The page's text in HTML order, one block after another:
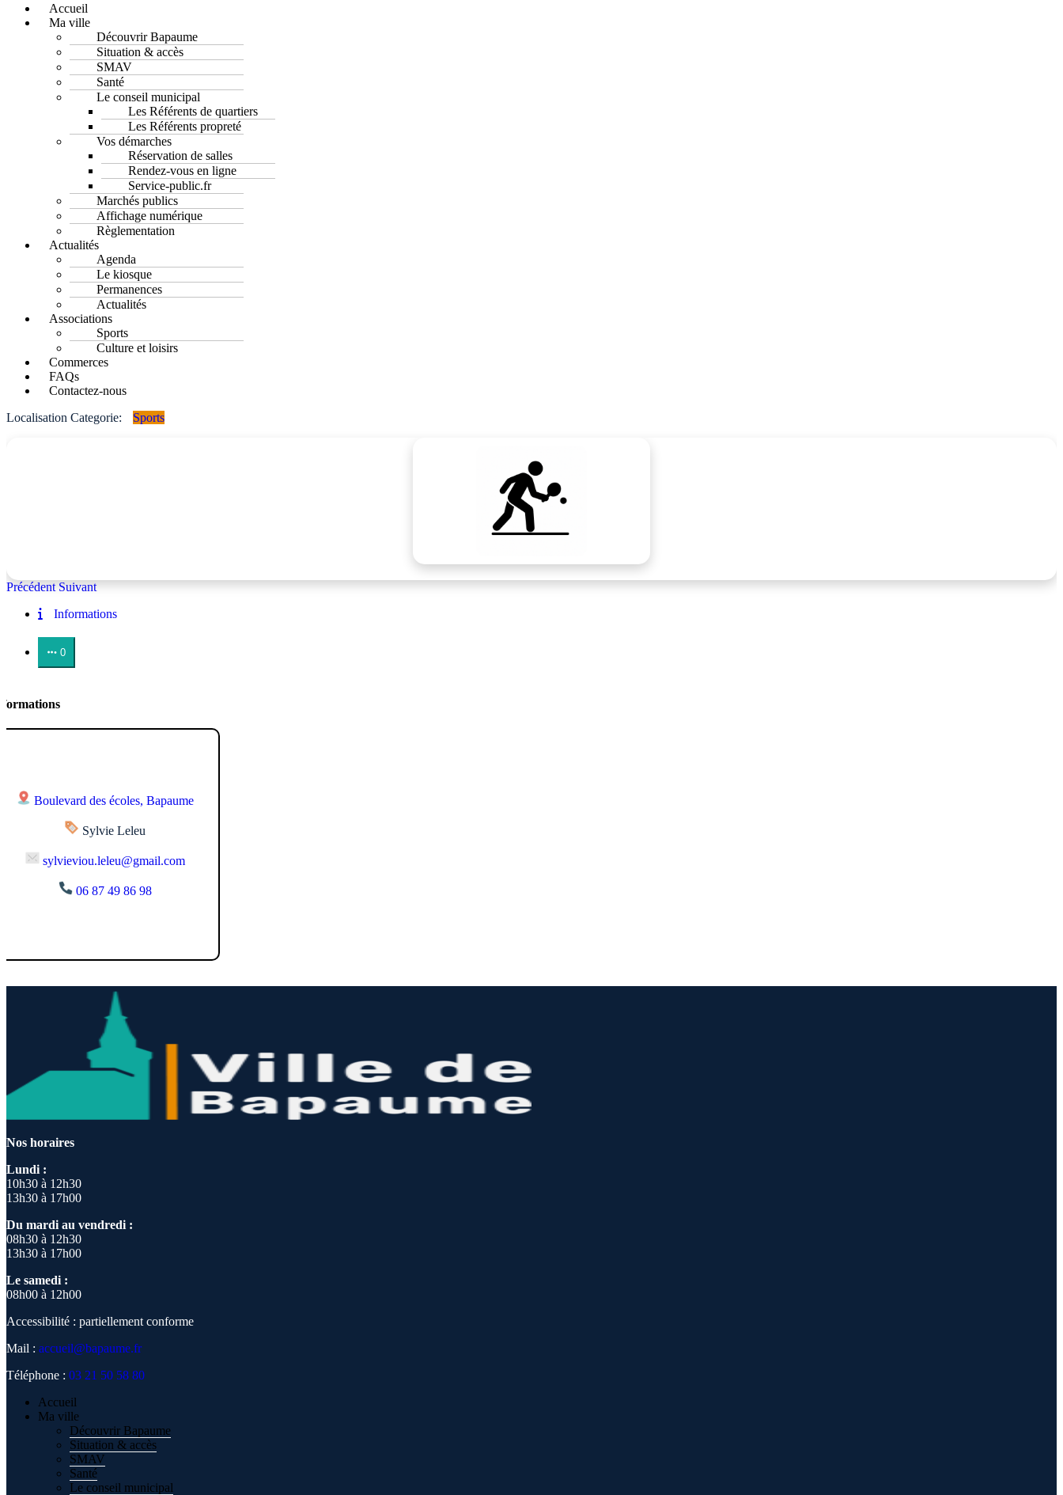
Accueil
Ma ville
Découvrir Bapaume
Situation & accès
SMAV
Santé
Le conseil municipal
Les Référents de quartiers
Les Référents propreté
Vos démarches
Réservation de salles
Rendez-vous en ligne
Service-public.fr
Marchés publics
Affichage numérique
Règlementation
Actualités
Agenda
Le kiosque
Permanences
Actualités
Associations
Sports
Culture et loisirs
Commerces
FAQs
Contactez-nous
Localisation Categorie:
Sports
Précédent Suivant
Informations
0
Boulevard des écoles, Bapaume
Sylvie Leleu
sylvieviou.leleu@gmail.com
06 87 49 86 98
Nos horaires
Lundi :
10h30 à 12h30
13h30 à 17h00
Du mardi au vendredi :
08h30 à 12h30
13h30 à 17h00
Le samedi :
08h00 à 12h00
Accessibilité : partiellement conforme
Mail : accueil@bapaume.fr
Téléphone : 03 21 50 58 80
Accueil
Ma ville
Découvrir Bapaume
Situation & accès
SMAV
Santé
Le conseil municipal